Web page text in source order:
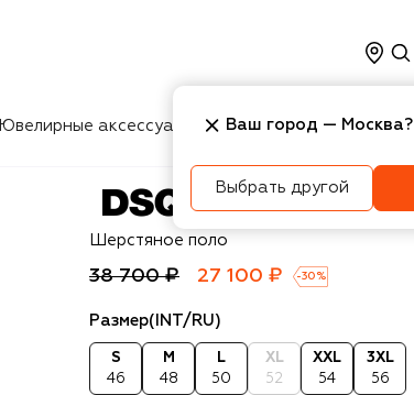
Ювелирные аксессуары Косметика Интерьер
Dsquared2
Шерстяное поло
38 700 ₽ 27 100 ₽ -30 %
Размер(INT/RU)
S
46
M
48
L
50
XL
52
XXL
54
3XL
56
Ваш город — Москва?
Выбрать другой